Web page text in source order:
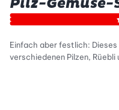
Pilz-
Einfach aber festlich:
verschiedenen Pilzen,